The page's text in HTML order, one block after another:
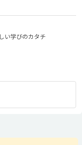
い学びのカタチ